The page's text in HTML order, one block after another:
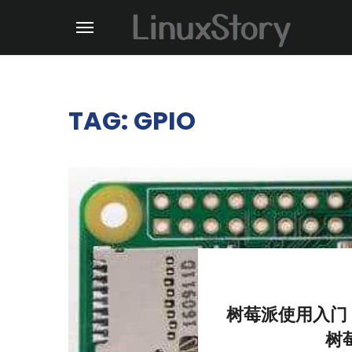
TAG: GPIO
树莓派使用入
树